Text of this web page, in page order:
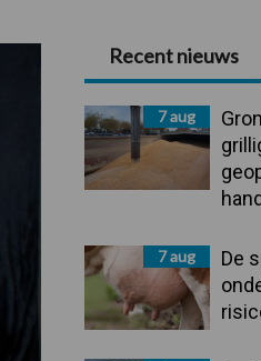
Primaire
Sidebar
Recent nieuws
7 aug
7 aug
De